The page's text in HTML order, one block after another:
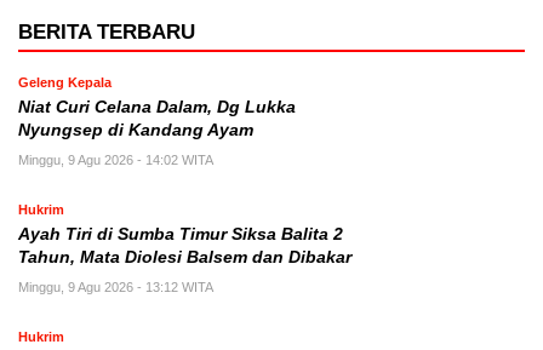
BERITA TERBARU
Geleng Kepala
Niat Curi Celana Dalam, Dg Lukka
Nyungsep di Kandang Ayam
Minggu, 9 Agu 2026 - 14:02 WITA
Hukrim
Ayah Tiri di Sumba Timur Siksa Balita 2
Tahun, Mata Diolesi Balsem dan Dibakar
Minggu, 9 Agu 2026 - 13:12 WITA
Hukrim